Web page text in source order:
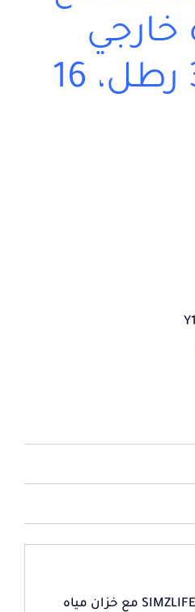
خارجي
بسعة 34 رطل، 16
آلة صنع مكعبات الثلج SIMZLIFE مع خزان مياه